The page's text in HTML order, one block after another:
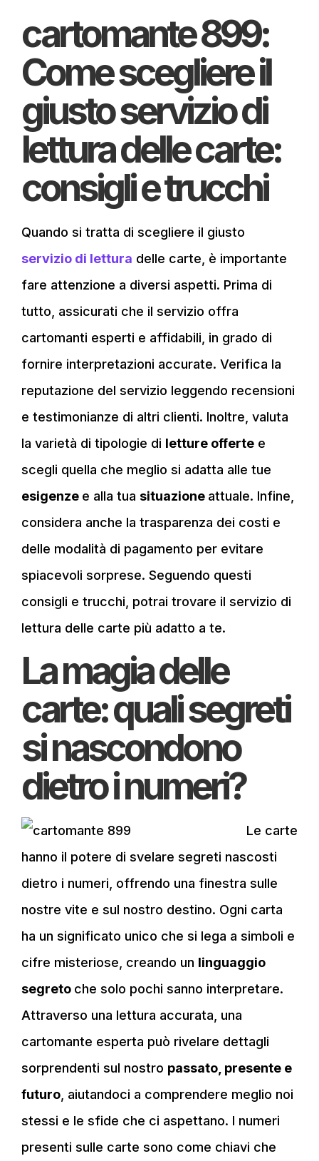
cartomante 899:
Come scegliere il
giusto servizio di
lettura delle carte:
consigli e trucchi
Quando si tratta di scegliere il giusto
servizio di lettura delle carte, è importante
fare attenzione a diversi aspetti. Prima di
tutto, assicurati che il servizio offra
cartomanti esperti e affidabili, in grado di
fornire interpretazioni accurate. Verifica la
reputazione del servizio leggendo recensioni
e testimonianze di altri clienti. Inoltre, valuta
la varietà di tipologie di letture offerte e
scegli quella che meglio si adatta alle tue
esigenze e alla tua situazione attuale. Infine,
considera anche la trasparenza dei costi e
delle modalità di pagamento per evitare
spiacevoli sorprese. Seguendo questi
consigli e trucchi, potrai trovare il servizio di
lettura delle carte più adatto a te.
La magia delle
carte: quali segreti
si nascondono
dietro i numeri?
Le carte
hanno il potere di svelare segreti nascosti
dietro i numeri, offrendo una finestra sulle
nostre vite e sul nostro destino. Ogni carta
ha un significato unico che si lega a simboli e
cifre misteriose, creando un linguaggio
segreto che solo pochi sanno interpretare.
Attraverso una lettura accurata, una
cartomante esperta può rivelare dettagli
sorprendenti sul nostro passato, presente e
futuro , aiutandoci a comprendere meglio noi
stessi e le sfide che ci aspettano. I numeri
presenti sulle carte sono come chiavi che